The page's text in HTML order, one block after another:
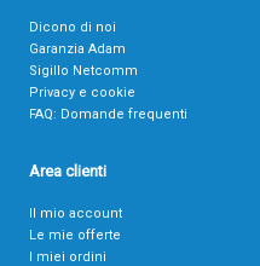
Dicono di noi
Garanzia Adam
Sigillo Netcomm
Privacy e cookie
FAQ: Domande frequenti
Area clienti
Il mio account
Le mie offerte
I miei ordini